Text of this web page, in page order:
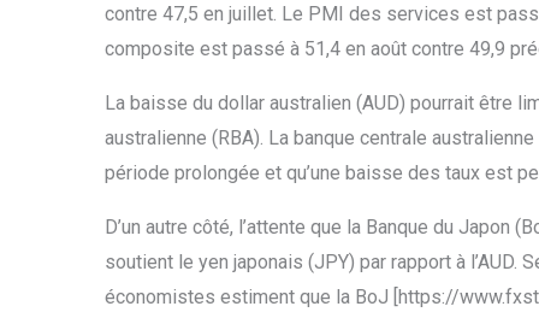
contre 47,5 en juillet. Le PMI des services est
composite est passé à 51,4 en août contre 49,9
La baisse du dollar australien (AUD) pourrait être
australienne (RBA). La banque centrale
période prolongée et qu’une baisse des taux est
D’un autre côté, l’attente que la Banque du Japon
soutient le yen japonais (JPY) par rapport à l’AUD.
économistes estiment que la BoJ [https://